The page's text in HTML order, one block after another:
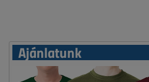
Ajánlatunk